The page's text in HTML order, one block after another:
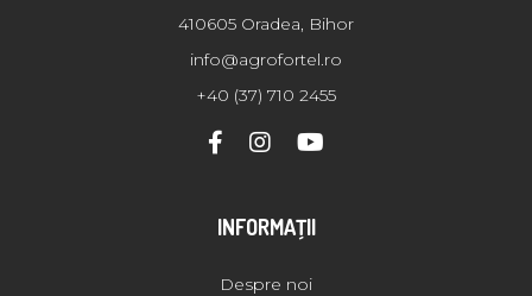
410605 Oradea, Bihor
info@agrofortel.ro
+40 (37) 710 2455
INFORMAŢII
Despre noi